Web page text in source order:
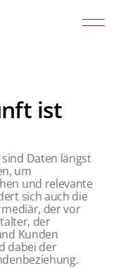
ist
Daten längst
um
und relevante
sich auch die
der vor
der
Kunden
dabei der